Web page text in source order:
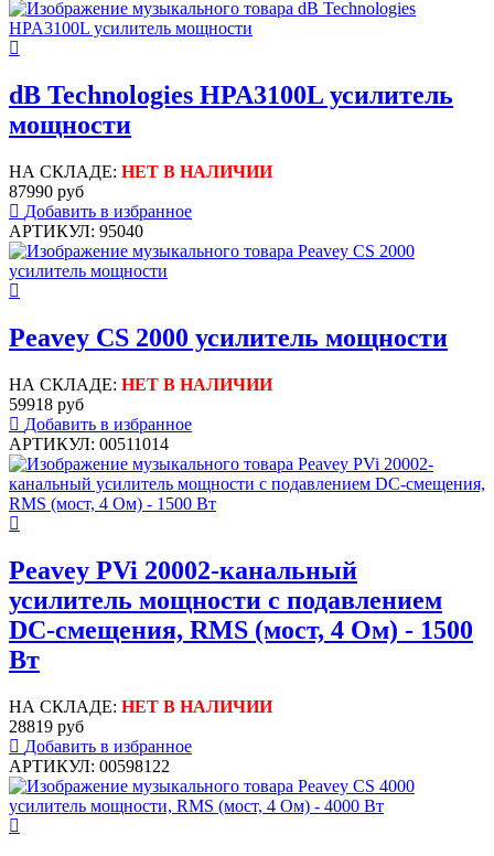
dB Technologies HPA3100L усилитель
мощности
НА СКЛАДЕ: НЕТ В НАЛИЧИИ
87990 руб
Добавить в избранное
АРТИКУЛ: 95040
Peavey CS 2000 усилитель мощности
НА СКЛАДЕ: НЕТ В НАЛИЧИИ
59918 руб
Добавить в избранное
АРТИКУЛ: 00511014
Peavey PVi 20002-канальный
усилитель мощности с подавлением
DC-смещения, RMS (мост, 4 Ом) - 1500
Вт
НА СКЛАДЕ: НЕТ В НАЛИЧИИ
28819 руб
Добавить в избранное
АРТИКУЛ: 00598122